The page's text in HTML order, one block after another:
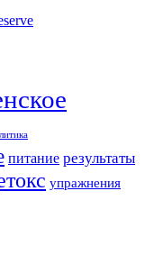
питание результаты
упражнения